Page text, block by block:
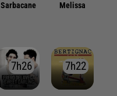
Sarbacane Melissa
7h26
7h26 7h22
7h22